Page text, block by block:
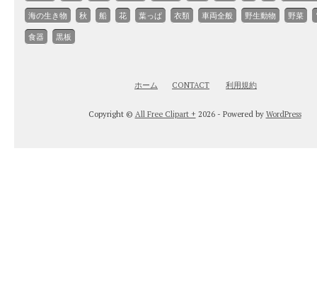
海の生き物 秋 船 花 葉っぱ 衣類 車両全般 野生動物 野菜
食器 黒板
ホーム CONTACT 利用規約
Copyright © All Free Clipart + 2026 - Powered by WordPress